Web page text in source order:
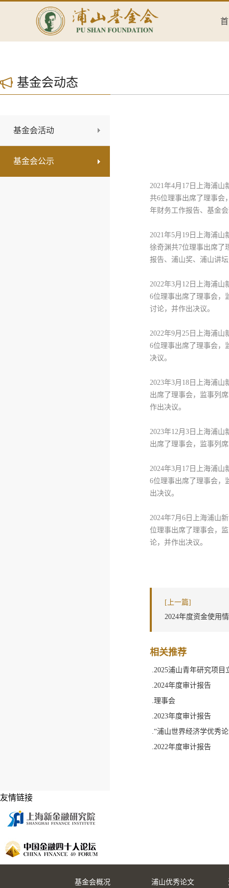
基金会动态
基金会活动
基金会公示
2021年4月 17 日上海浦山
共6位理事出席了理事会
年财务工作报告、基金
2021年5月 19 日上海浦山
徐奇渊共7位理事出席了
报告、浦山奖、浦山讲
2022年3月 12 日上海浦山
6位理事出席了理事会，
讨论，并作出决议。
2022年9月 25 日上海浦山
6位理事出席了理事会，
决议。
2023年3月 18 日上海浦山
出席了理事会，监事列
作出决议。
2023年12月 3 日上海浦山
出席了理事会，监事列
2024年3月 17 日上海浦山
6位理事出席了理事会，
出决议。
2024年7月 6 日上海浦山
位理事出席了理事会，
论，并作出决议。
[上一篇]
2024年度资金使用
相关推荐
.2025浦山青年研究项目
.2024年度审计报告
.理事会
.2023年度审计报告
.“浦山世界经济学优秀
.2022年度审计报告
友情链接
基金会概况
浦山优秀论文